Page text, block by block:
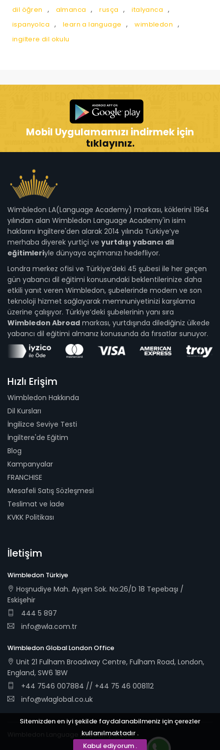
Sitemizden en iyi şekilde faydalanabilmeniz için çerezler
kullanılmaktadır .
Kabul ediyorum .
dil öğren , almanca , rusça , italyanca ,
ispanyolca , learn a language , wimbledon ,
ingiltere dil okulu
Mobil Uygulamamızı indirmek için
tıklayınız.
Wimbledon LA(Language Academy) markası, köklerini 1964
yılından alan Wimbledon Language Academy'in isim
haklarını İngiltere'den alarak 2014 yılında Türkiye’ye
merhaba diyerek yurtiçi ve yurtdışı yabancı dil
eğitimleriyle dünyaya açılmanızı hedefliyor.
Londra merkez ofisi ve Türkiye’deki 45 şubesi ile her geçen
gün yabancı dil eğitimi konusundaki beklentilerinize daha
etkili yanıt veren Wimbledon, şubelerinde modern ve son
teknoloji hizmet sağlayarak memnuniyetinizi karşılama
üzerine çalışıyor. Türkiye’deki şubelerinin yanı sıra
Wimbledon Abroad markası, yurtdışında dilediğiniz ülkede
yabancı dil eğitimi almanız konusunda da fırsatlar sunuyor.
Hızlı Erişim
Wimbledon Hakkında
Dil Kursları
İngilizce Seviye Testi
İngiltere'de Eğitim
Blog
Kampanyalar
FRANCHISE
Mesafeli Satış Sözleşmesi
Teslimat ve İade
KVKK Politikası
İletişim
Wimbledon Türkiye
Hoşnudiye Mah. Ayşen Sok. No:26/D 18 Tepebaşı /
Eskişehir
444 5 897
info@wla.com.tr
Wimbledon Global London Office
Unit 21 Fulham Broadway Centre, Fulham Road, London,
England, SW6 1BW
+44 7546 007884 // +44 75 46 008112
info@wlaglobal.co.uk
Wimbledon Language Academy © 2014